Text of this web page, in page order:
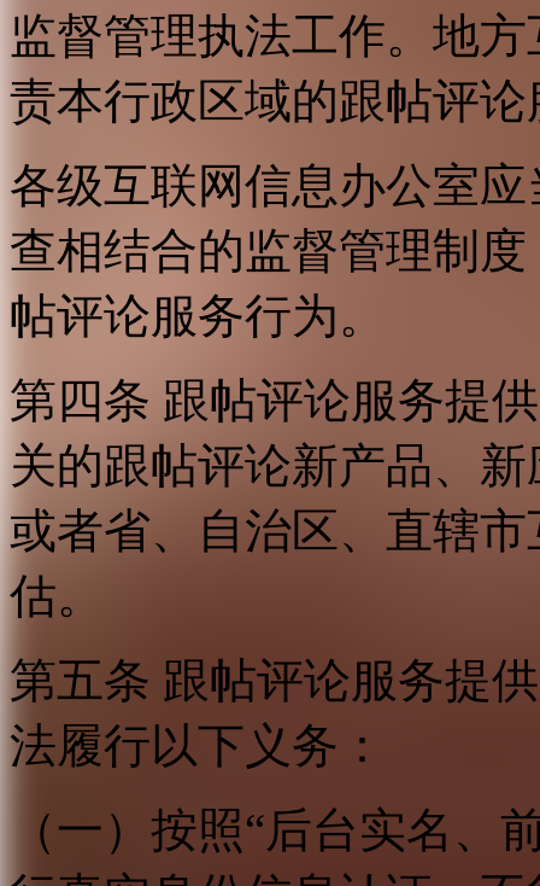
监督管理执法工作。地
责本行政区域的跟帖评
各级互联网信息办公室
查相结合的监督管理制
帖评论服务行为。
第四条 跟帖评论服务提
关的跟帖评论新产品、
或者省、自治区、直辖
估。
第五条 跟帖评论服务提
法履行以下义务：
（一）按照“后台实名、